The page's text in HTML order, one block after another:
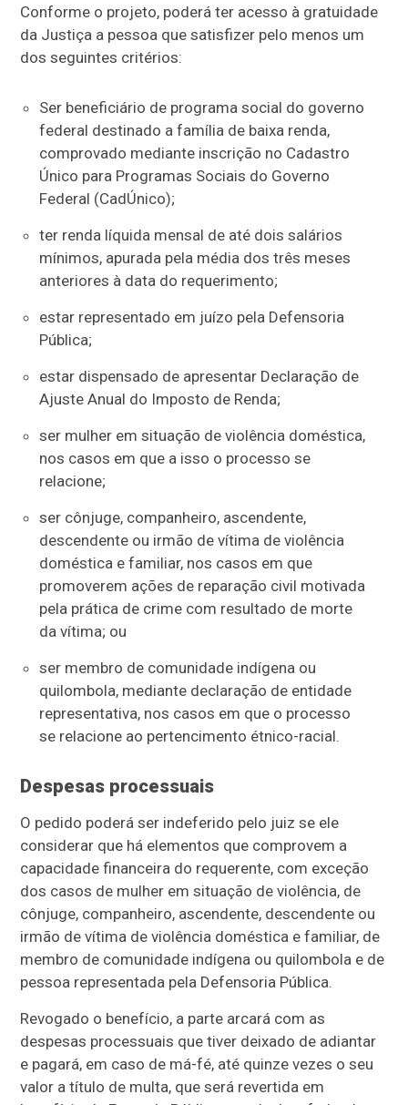
Conforme o projeto, poderá ter acesso à gratuidade
da Justiça a pessoa que satisfizer pelo menos um
dos seguintes critérios:
Ser beneficiário de programa social do governo
federal destinado a família de baixa renda,
comprovado mediante inscrição no Cadastro
Único para Programas Sociais do Governo
Federal (CadÚnico);
ter renda líquida mensal de até dois salários
mínimos, apurada pela média dos três meses
anteriores à data do requerimento;
estar representado em juízo pela Defensoria
Pública;
estar dispensado de apresentar Declaração de
Ajuste Anual do Imposto de Renda;
ser mulher em situação de violência doméstica,
nos casos em que a isso o processo se
relacione;
ser cônjuge, companheiro, ascendente,
descendente ou irmão de vítima de violência
doméstica e familiar, nos casos em que
promoverem ações de reparação civil motivada
pela prática de crime com resultado de morte
da vítima; ou
ser membro de comunidade indígena ou
quilombola, mediante declaração de entidade
representativa, nos casos em que o processo
se relacione ao pertencimento étnico-racial.
Despesas processuais
O pedido poderá ser indeferido pelo juiz se ele
considerar que há elementos que comprovem a
capacidade financeira do requerente, com exceção
dos casos de mulher em situação de violência, de
cônjuge, companheiro, ascendente, descendente ou
irmão de vítima de violência doméstica e familiar, de
membro de comunidade indígena ou quilombola e de
pessoa representada pela Defensoria Pública.
Revogado o benefício, a parte arcará com as
despesas processuais que tiver deixado de adiantar
e pagará, em caso de má-fé, até quinze vezes o seu
valor a título de multa, que será revertida em